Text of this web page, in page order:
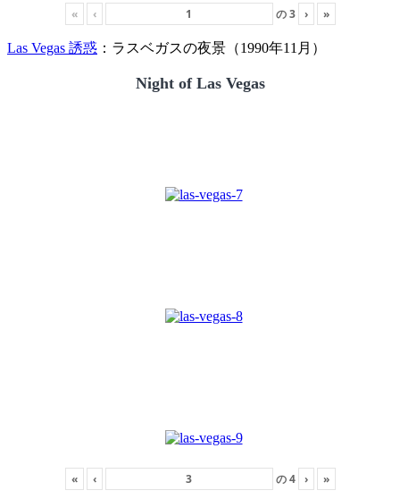
« ‹ の3 › »
Las Vegas 誘惑 ：ラスベガスの夜景（1990年11月）
Night of Las Vegas
« ‹ の4 › »